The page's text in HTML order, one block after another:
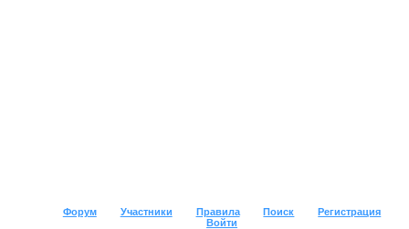
Форум Участники Правила Поиск
Регистрация
Войти